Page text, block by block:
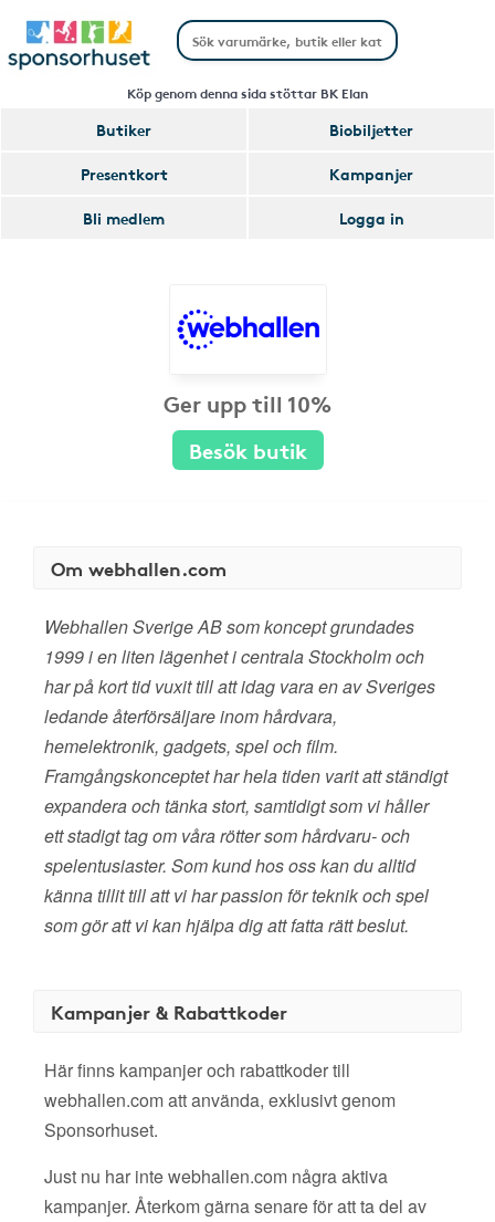
Köp genom denna sida stöttar BK Elan
Butiker
Biobiljetter
Presentkort
Kampanjer
Bli medlem
Logga in
Ger upp till 10%
Besök butik
Om webhallen.com
Webhallen Sverige AB som koncept grundades
1999 i en liten lägenhet i centrala Stockholm och
har på kort tid vuxit till att idag vara en av Sveriges
ledande återförsäljare inom hårdvara,
hemelektronik, gadgets, spel och film.
Framgångskonceptet har hela tiden varit att ständigt
expandera och tänka stort, samtidigt som vi håller
ett stadigt tag om våra rötter som hårdvaru- och
spelentusiaster. Som kund hos oss kan du alltid
känna tillit till att vi har passion för teknik och spel
som gör att vi kan hjälpa dig att fatta rätt beslut.
Kampanjer & Rabattkoder
Här finns kampanjer och rabattkoder till
webhallen.com att använda, exklusivt genom
Sponsorhuset.
Just nu har inte webhallen.com några aktiva
kampanjer. Återkom gärna senare för att ta del av